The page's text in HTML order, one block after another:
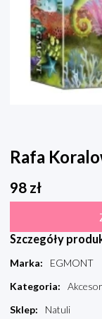
Rafa
98 zł
Szczegóły
Marka:
EGMONT
Kategoria:
Sklep:
Natuli